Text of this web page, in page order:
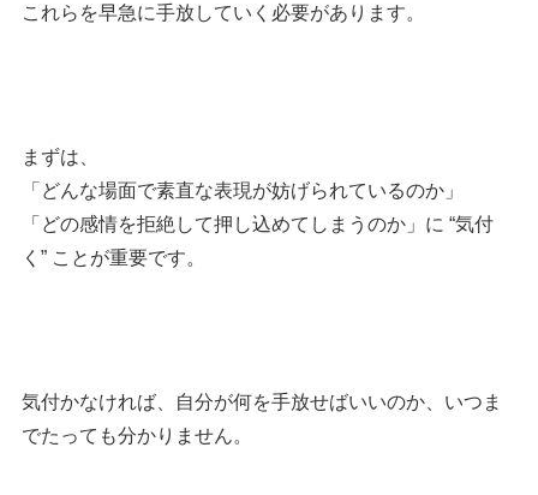
これらを早急に手放していく必要があります。
まずは、
「どんな場面で素直な表現が妨げられているのか」
「どの感情を拒絶して押し込めてしまうのか」に “気付
く” ことが重要です。
気付かなければ、自分が何を手放せばいいのか、いつま
でたっても分かりません。